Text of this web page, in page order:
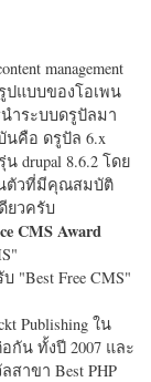
management
ปแบบของโอเพน
ำระบบดรูปัลมา
นคือ ดรูปัล 6.x
drupal 8.6.2 โดย
นตัวที่มีคุณสมบัติ
ยวครับ
CMS Award
บ "Best Free CMS"
Publishing ใน
อกัน ทั้งปี 2007 และ
สาขา Best PHP